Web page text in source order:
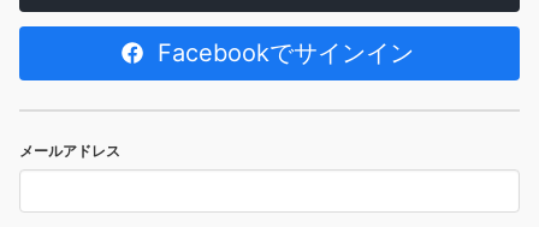
Facebookでサインイン
メールアドレス